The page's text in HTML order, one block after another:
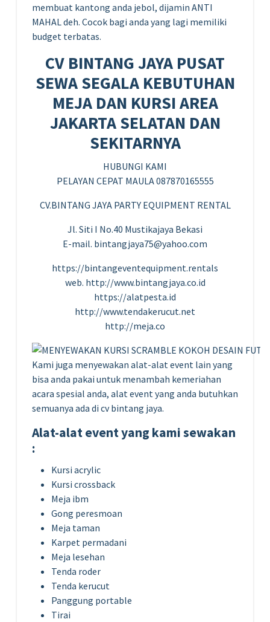
membuat kantong anda jebol, dijamin ANTI
MAHAL deh. Cocok bagi anda yang lagi memiliki
budget terbatas.
CV BINTANG JAYA PUSAT
SEWA SEGALA KEBUTUHAN
MEJA DAN KURSI AREA
JAKARTA SELATAN DAN
SEKITARNYA
HUBUNGI KAMI
PELAYAN CEPAT MAULA 087870165555
CV.BINTANG JAYA PARTY EQUIPMENT RENTAL
Jl. Siti I No.40 Mustikajaya Bekasi
E-mail. bintangjaya75@yahoo.com
https://bintangeventequipment.rentals
web. http://www.bintangjaya.co.id
https://alatpesta.id
http://www.tendakerucut.net
http://meja.co
Kami juga menyewakan alat-alat event lain yang
bisa anda pakai untuk menambah kemeriahan
acara spesial anda, alat event yang anda butuhkan
semuanya ada di cv bintang jaya.
Alat-alat event yang kami sewakan
:
Kursi acrylic
Kursi crossback
Meja ibm
Gong peresmoan
Meja taman
Karpet permadani
Meja lesehan
Tenda roder
Tenda kerucut
Panggung portable
Tirai